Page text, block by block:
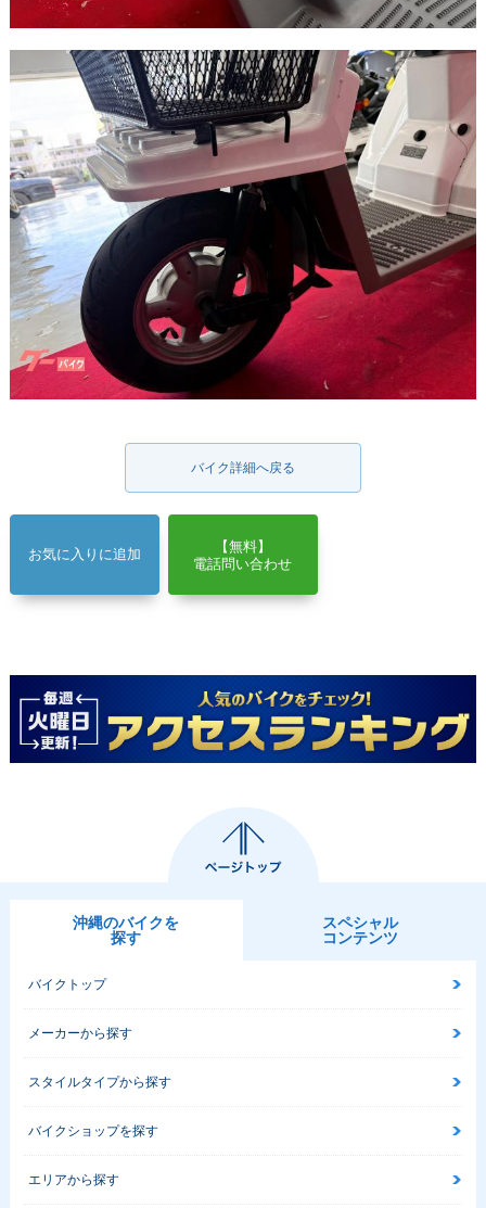
バイク詳細へ戻る
お気に入りに追加
【無料】
電話問い合わせ
沖縄のバイクを
探す
スペシャル
コンテンツ
バイクトップ
メーカーから探す
スタイルタイプから探す
バイクショップを探す
エリアから探す